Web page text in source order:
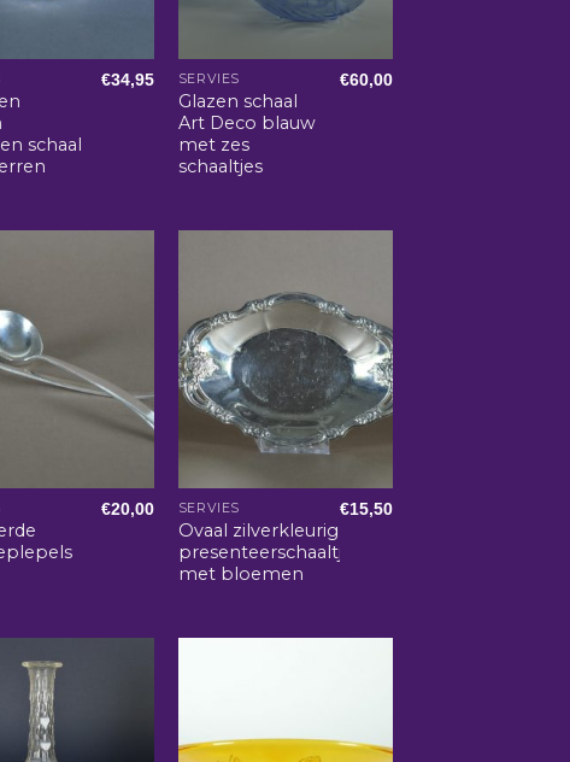
schaal
€34,95 SERVIES
Glazen schaal
Art Deco blauw
met zes
schaaltjes
€60,00
€20,00 SERVIES
Ovaal zilverkleurig
presenteerschaaltje
met bloemen
€15,50